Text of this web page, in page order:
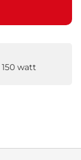
watt